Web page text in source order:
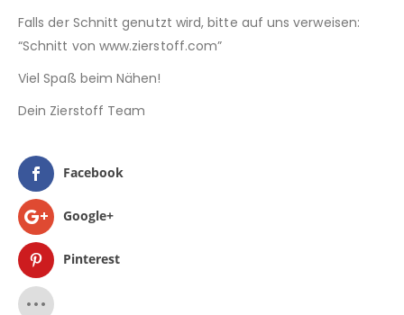
Falls der Schnitt genutzt wird, bitte auf uns verweisen:
“Schnitt von www.zierstoff.com”
Viel Spaß beim Nähen!
Dein Zierstoff Team
Facebook
Google+
Pinterest